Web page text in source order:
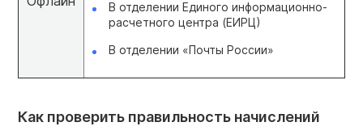
В отделении Единого информационно-
расчетного центра (ЕИРЦ)
В отделении «Почты России»
Как проверить правильность начислений